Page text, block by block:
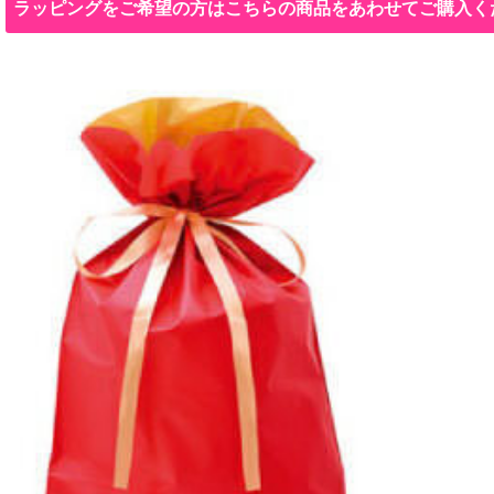
ラッピングをご希望の方はこちらの商品をあわせてご購入